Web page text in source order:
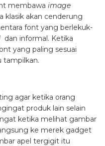
membawa image
klasik akan cenderung
font yang berlekuk-
dan informal. Ketika
yang paling sesuai
tampilkan.
agar ketika orang
produk lain selain
ketika melihat gambar
ke merek gadget
apel tergigit itu